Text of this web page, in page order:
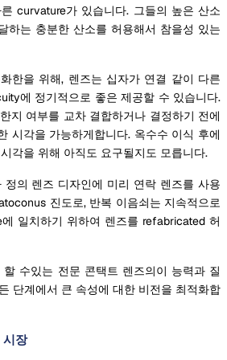
curvature가 있습니다. 그들의 높은 산소
하는 충분한 산소를 허용해서 참을성 있는
한을 위해, 렌즈는 십자가 연결 같이 다른
에 정기적으로 좋은 제공할 수 있습니다.
지 여부를 교차 결합하거나 결정하기 전에
시각을 가능하게합니다. 옥수수 이식 후에
각을 위해 아직도 요구될지도 모릅니다.
의 렌즈 디자인에 미리 연락 렌즈를 사용
진도로, 반복 이음쇠는 지속적으로
일치하기 위하여 렌즈를 refabricated 허
수있는 전문 콘택트 렌즈의이 능력과 질
단계에서 큰 속성에 대한 비전을 최적화합
시장